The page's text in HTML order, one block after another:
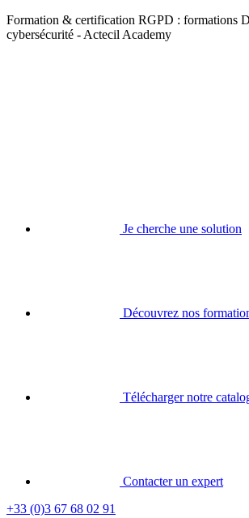
Formation & certification RGPD : formations
cybersécurité - Actecil Academy
Je cherche une solution
Découvrez nos
Télécharger notre
Contacter un expert
+33 (0)3 67 68 02 91